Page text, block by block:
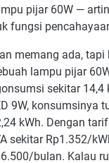
pijar 60W —
fungsi
memang ada, tapi
lampu pijar
sekitar 14,4
9W, konsumsinya
kWh. Dengan
sekitar Rp1.352/
bulan. Kalau